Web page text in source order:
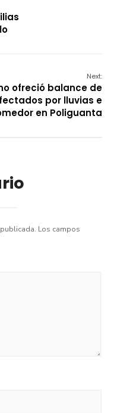
Next:
ofreció balance de
por lluvias e
en Poliguanta
Los campos